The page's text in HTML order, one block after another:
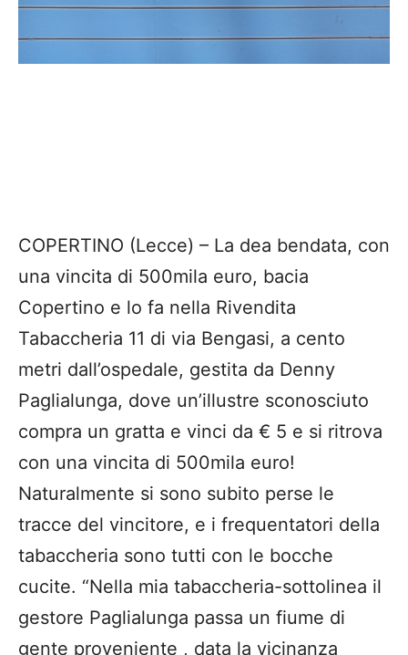
COPERTINO (Lecce) – La dea bendata, con
una vincita di 500mila euro, bacia
Copertino e lo fa nella Rivendita
Tabaccheria 11 di via Bengasi, a cento
metri dall’ospedale, gestita da Denny
Paglialunga, dove un’illustre sconosciuto
compra un gratta e vinci da € 5 e si ritrova
con una vincita di 500mila euro!
Naturalmente si sono subito perse le
tracce del vincitore, e i frequentatori della
tabaccheria sono tutti con le bocche
cucite. “Nella mia tabaccheria-sottolinea il
gestore Paglialunga passa un fiume di
gente proveniente , data la vicinanza